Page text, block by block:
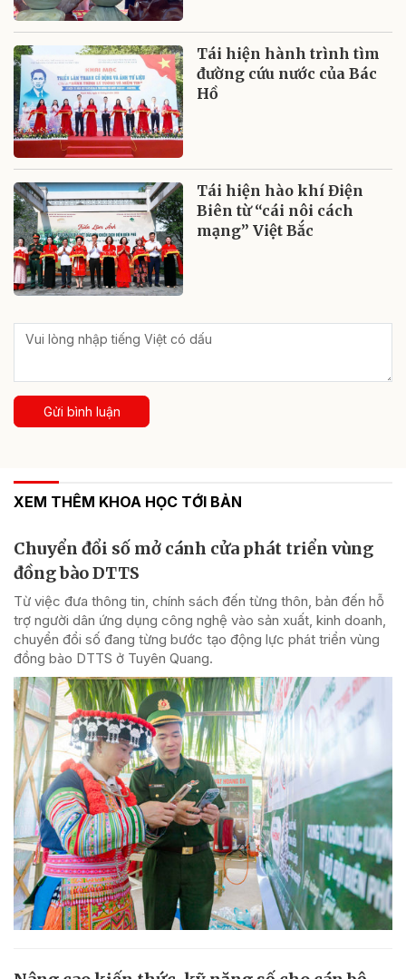
Tái hiện hành trình tìm
đường cứu nước của Bác
Hồ
Tái hiện hào khí Điện
Biên từ “cái nôi cách
mạng” Việt Bắc
Gửi bình luận
XEM THÊM KHOA HỌC TỚI BẢN
Chuyển đổi số mở cánh cửa phát triển vùng
đồng bào DTTS
Từ việc đưa thông tin, chính sách đến từng thôn, bản đến hỗ
trợ người dân ứng dụng công nghệ vào sản xuất, kinh doanh,
chuyển đổi số đang từng bước tạo động lực phát triển vùng
đồng bào DTTS ở Tuyên Quang.